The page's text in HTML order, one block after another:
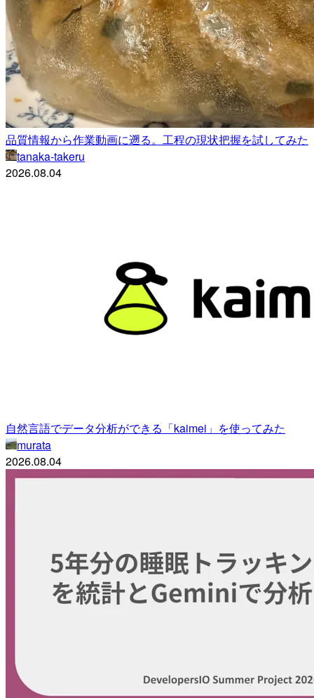
品質情報から作業動画に遡る。工程の現状把握を試してみた
tanaka-takeru
2026.08.04
自然言語でデータ分析ができる「kaimei」を使ってみた
murata
2026.08.04